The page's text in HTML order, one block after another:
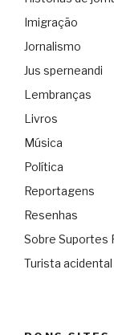
Imigração
Jornalismo
Jus sperneandi
Lembranças
Livros
Música
Política
Reportagens
Resenhas
Sobre Suportes
Turista acidental